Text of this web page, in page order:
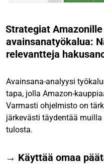
Strategiat
avainsanatyökalua:
relevantteja
Avainsana-analyysi
tapa, jolla Amazon-
Varmasti ohjelmisto on
järkevästi täydentää
tulosta.
→ Käyttää omaa